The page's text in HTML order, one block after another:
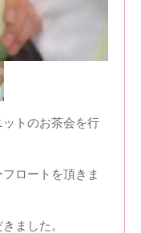
トのお茶会を行
ロートを頂きま
ました。